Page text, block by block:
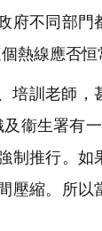
府不同部
熱線應否恒
培訓老師
衞生署有
制推行。
壓縮。所